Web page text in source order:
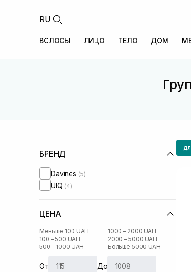
RU
ВОЛОСЫ ЛИЦО ТЕЛО ДОМ
БРЕНД
Davines (5)
UIQ (4)
ЦЕНА
Меньше 100 UAH
100 – 500 UAH
500 – 1000 UAH
1000 – 2000 UAH
2000 – 5000 UAH
Больше 5000 UAH
От До